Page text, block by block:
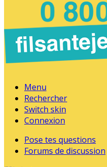
Menu
Rechercher
Switch skin
Connexion
Pose tes questions
Forums de discussion